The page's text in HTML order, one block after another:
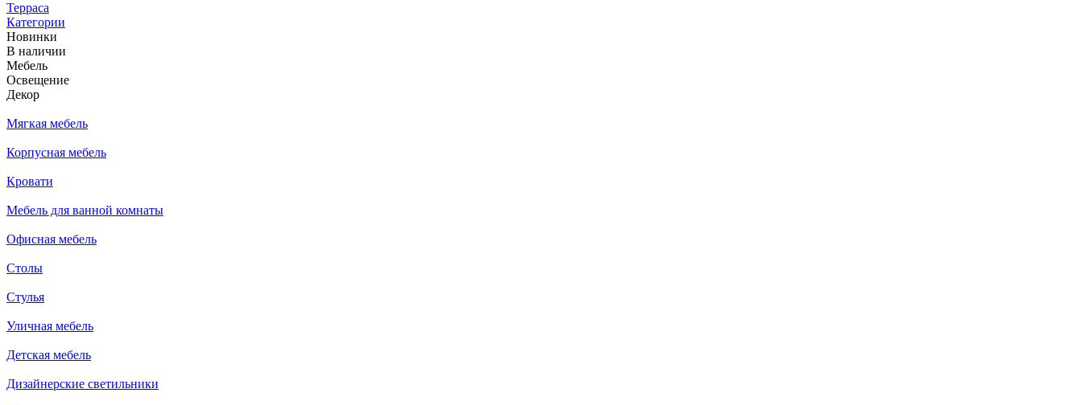
Терраса
Категории
Новинки
В наличии
Мебель
Освещение
Декор
Мягкая мебель
Корпусная мебель
Кровати
Мебель для ванной комнаты
Офисная мебель
Столы
Стулья
Уличная мебель
Детская мебель
Дизайнерские светильники